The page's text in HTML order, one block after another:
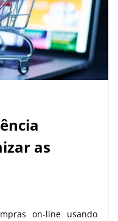
as
on-line usando